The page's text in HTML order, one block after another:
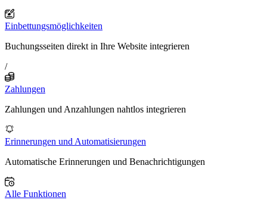
Einbettungsmöglichkeiten
Buchungsseiten direkt in Ihre Website integrieren
/
Zahlungen
Zahlungen und Anzahlungen nahtlos integrieren
Erinnerungen und Automatisierungen
Automatische Erinnerungen und Benachrichtigungen
Alle Funktionen